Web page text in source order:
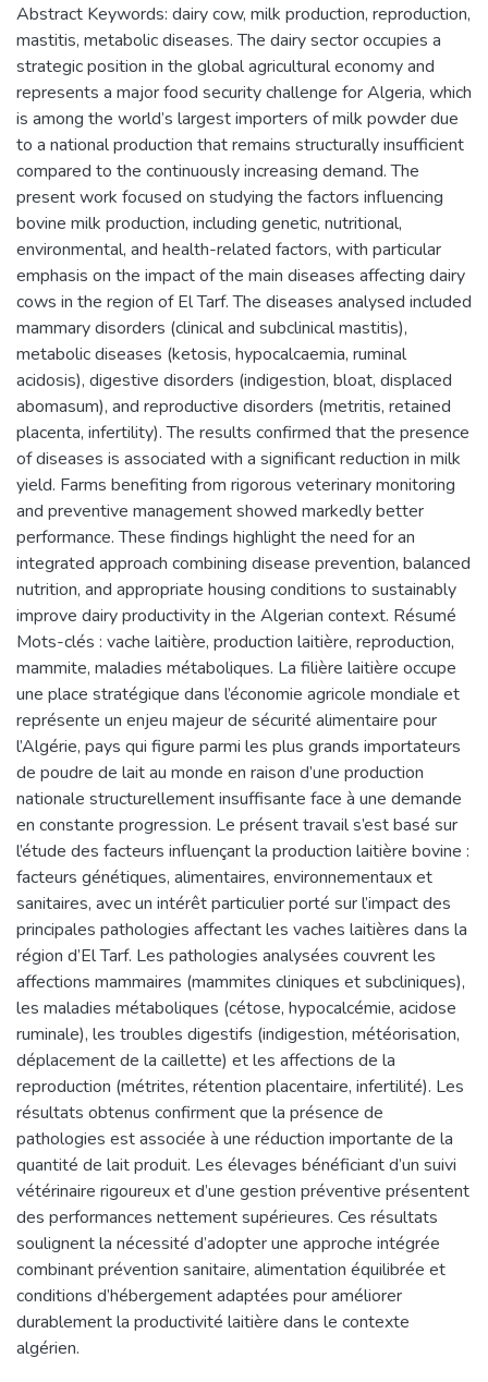
Abstract Keywords: dairy cow, milk production, reproduction,
mastitis, metabolic diseases. The dairy sector occupies a
strategic position in the global agricultural economy and
represents a major food security challenge for Algeria, which
is among the world’s largest importers of milk powder due
to a national production that remains structurally insufficient
compared to the continuously increasing demand. The
present work focused on studying the factors influencing
bovine milk production, including genetic, nutritional,
environmental, and health-related factors, with particular
emphasis on the impact of the main diseases affecting dairy
cows in the region of El Tarf. The diseases analysed included
mammary disorders (clinical and subclinical mastitis),
metabolic diseases (ketosis, hypocalcaemia, ruminal
acidosis), digestive disorders (indigestion, bloat, displaced
abomasum), and reproductive disorders (metritis, retained
placenta, infertility). The results confirmed that the presence
of diseases is associated with a significant reduction in milk
yield. Farms benefiting from rigorous veterinary monitoring
and preventive management showed markedly better
performance. These findings highlight the need for an
integrated approach combining disease prevention, balanced
nutrition, and appropriate housing conditions to sustainably
improve dairy productivity in the Algerian context. Résumé
Mots-clés : vache laitière, production laitière, reproduction,
mammite, maladies métaboliques. La filière laitière occupe
une place stratégique dans l’économie agricole mondiale et
représente un enjeu majeur de sécurité alimentaire pour
l’Algérie, pays qui figure parmi les plus grands importateurs
de poudre de lait au monde en raison d’une production
nationale structurellement insuffisante face à une demande
en constante progression. Le présent travail s’est basé sur
l’étude des facteurs influençant la production laitière bovine :
facteurs génétiques, alimentaires, environnementaux et
sanitaires, avec un intérêt particulier porté sur l’impact des
principales pathologies affectant les vaches laitières dans la
région d’El Tarf. Les pathologies analysées couvrent les
affections mammaires (mammites cliniques et subcliniques),
les maladies métaboliques (cétose, hypocalcémie, acidose
ruminale), les troubles digestifs (indigestion, météorisation,
déplacement de la caillette) et les affections de la
reproduction (métrites, rétention placentaire, infertilité). Les
résultats obtenus confirment que la présence de
pathologies est associée à une réduction importante de la
quantité de lait produit. Les élevages bénéficiant d’un suivi
vétérinaire rigoureux et d’une gestion préventive présentent
des performances nettement supérieures. Ces résultats
soulignent la nécessité d’adopter une approche intégrée
combinant prévention sanitaire, alimentation équilibrée et
conditions d’hébergement adaptées pour améliorer
durablement la productivité laitière dans le contexte
algérien.